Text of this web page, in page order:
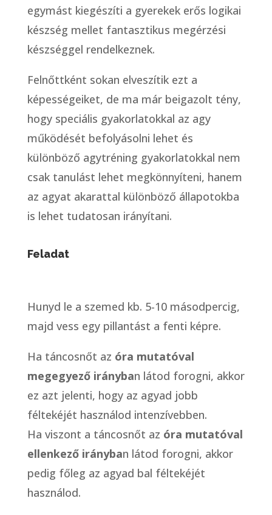
egymást kiegészíti a gyerekek erős logikai
készség mellet fantasztikus megérzési
készséggel rendelkeznek.
Felnőttként sokan elveszítik ezt a
képességeiket, de ma már beigazolt tény,
hogy speciális gyakorlatokkal az agy
működését befolyásolni lehet és
különböző agytréning gyakorlatokkal nem
csak tanulást lehet megkönnyíteni, hanem
az agyat akarattal különböző állapotokba
is lehet tudatosan irányítani.
Feladat
Hunyd le a szemed kb. 5-10 másodpercig,
majd vess egy pillantást a fenti képre.
Ha táncosnőt az óra mutatóval
megegyező irányban látod forogni, akkor
ez azt jelenti, hogy az agyad jobb
féltekéjét használod intenzívebben.
Ha viszont a táncosnőt az óra mutatóval
ellenkező irányban látod forogni, akkor
pedig főleg az agyad bal féltekéjét
használod.